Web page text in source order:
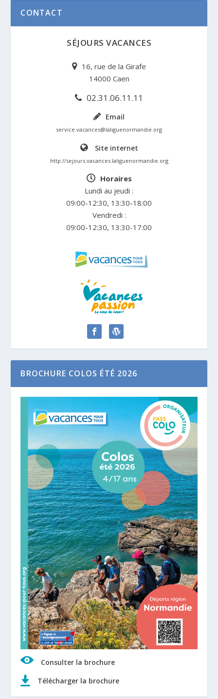
CONTACT
SÉJOURS VACANCES
16, rue de la Girafe
14000 Caen
02.31.06.11.11
Email
service.vacances@laliguenormandie.org
Site internet
http://sejours.vacances.laliguenormandie.org
Horaires
Lundi au jeudi :
09:00-12:30, 13:30-18:00
Vendredi :
09:00-12:30, 13:30-17:00
BROCHURE COLOS ÉTÉ 2026
Consulter la brochure
Télécharger la brochure